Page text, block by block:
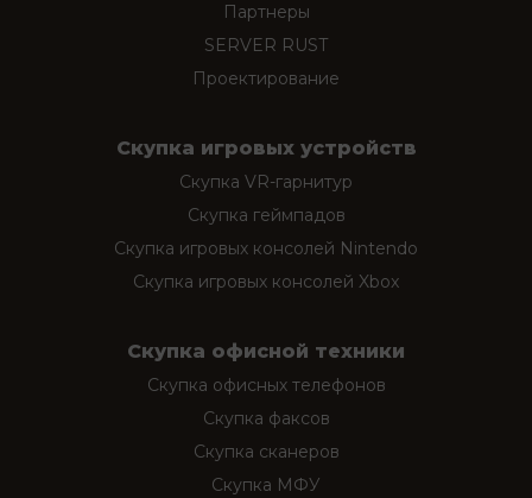
Партнеры
SERVER RUST
Проектирование
Скупка игровых устройств
Скупка VR-гарнитур
Скупка геймпадов
Скупка игровых консолей Nintendo
Скупка игровых консолей Xbox
Скупка офисной техники
Скупка офисных телефонов
Скупка факсов
Скупка сканеров
Скупка МФУ